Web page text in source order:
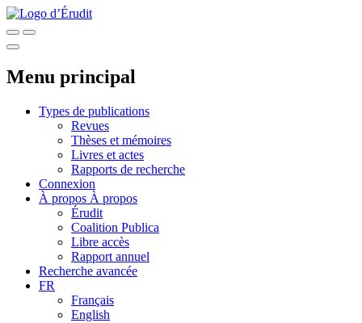
Menu principal
Types de publications
Revues
Thèses et mémoires
Livres et actes
Rapports de recherche
Connexion
À propos À propos
Érudit
Coalition Publica
Libre accès
Rapport annuel
Recherche avancée
FR
Français
English